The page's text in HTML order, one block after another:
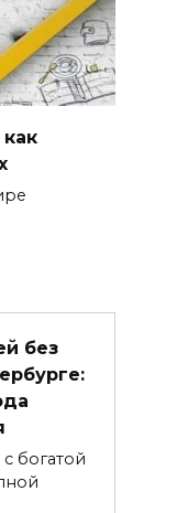
без
богатой